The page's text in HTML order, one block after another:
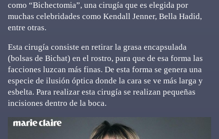
como “Bichectomia”, una cirugía que es elegida por
muchas celebridades como Kendall Jenner, Bella Hadid,
entre otras.
Esta cirugía consiste en retirar la grasa encapsulada
(bolsas de Bichat) en el rostro, para que de esa forma las
facciones luzcan más finas. De esta forma se genera una
especie de ilusión óptica donde la cara se ve más larga y
esbelta. Para realizar esta cirugía se realizan pequeñas
incisiones dentro de la boca.